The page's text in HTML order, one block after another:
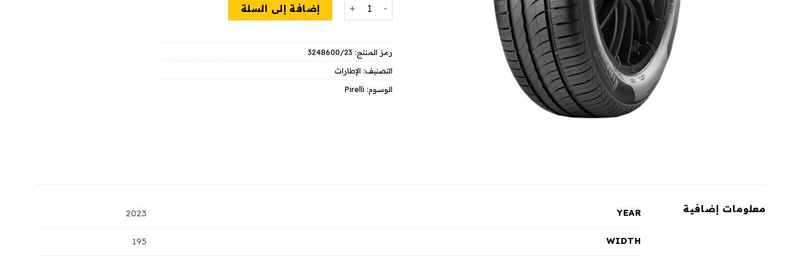
إضافة إلى السلة
رمز المنتج: 3248600/23
التصنيف: الإطارات
الوسوم: Pirelli
معلومات إضافية YEAR
2023
WIDTH
195